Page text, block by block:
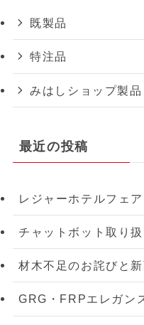
既製品
特注品
みはしショップ製品
最近の投稿
レジャーホテルフェ
チャットボット取り
材木不足のお詫びと
GRG・FRPエレガン